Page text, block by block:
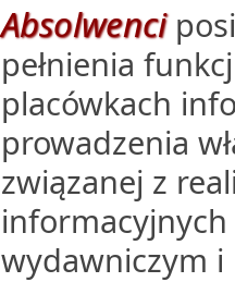
Absolwenci
pełnienia
placówkach
prowadzenia
związanej z
wydawniczym i